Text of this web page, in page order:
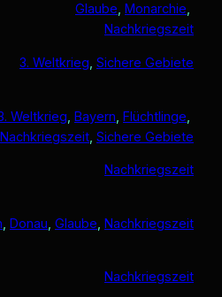
Glaube, Monarchie,
Nachkriegszeit
3. Weltkrieg Sichere Gebiete
Weltkrieg Bayern Flüchtlinge
Nachkriegszeit Sichere Gebiete
Nachkriegszeit
Donau Glaube Nachkriegszeit
Nachkriegszeit